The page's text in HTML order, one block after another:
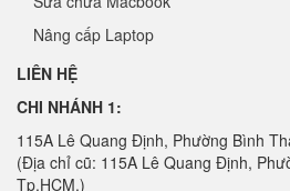
Nâng cấp Laptop
LIÊN HỆ
CHI NHÁNH 1:
115A Lê Quang Định, Phường Bình
(Địa chỉ cũ: 115A Lê Quang Định,
Tp.HCM.)